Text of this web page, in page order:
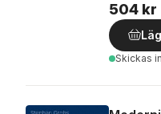
504 kr
Skickas